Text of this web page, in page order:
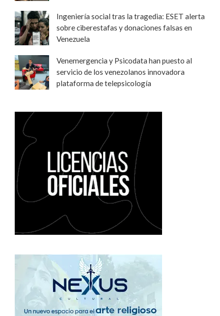
Ingeniería social tras la tragedia: ESET alerta
sobre ciberestafas y donaciones falsas en
Venezuela
Venemergencia y Psicodata han puesto al
servicio de los venezolanos innovadora
plataforma de telepsicología